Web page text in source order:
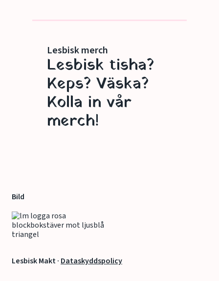
Lesbisk merch
Lesbisk tisha?
Keps? Väska?
Kolla in vår
merch!
Bild
Lesbisk Makt · Dataskyddspolicy